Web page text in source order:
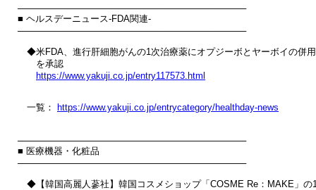
────────────────────────────────────
■ ヘルスデーニュース‐FDA関連‐
────────────────────────────────────
◆米FDA、進行肝細胞がんの1次治療薬にオプジーボとヤーボイの併
を承認
https://www.yakuji.co.jp/entry117573.html
一覧： https://www.yakuji.co.jp/entrycategory/healthday-news
────────────────────────────────────
■ 医療機器・化粧品
────────────────────────────────────
◆【韓国高麗人蔘社】韓国コスメショップ「COSME Re：MAKE」の